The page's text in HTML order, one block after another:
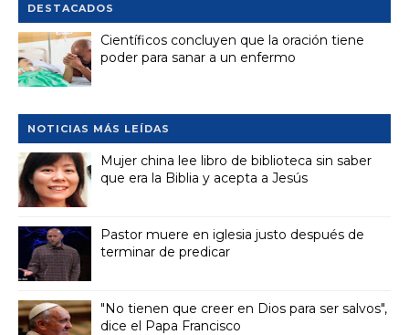
DESTACADOS
Científicos concluyen que la oración tiene
poder para sanar a un enfermo
NOTICIAS MÁS LEÍDAS
Mujer china lee libro de biblioteca sin saber
que era la Biblia y acepta a Jesús
Pastor muere en iglesia justo después de
terminar de predicar
"No tienen que creer en Dios para ser salvos",
dice el Papa Francisco